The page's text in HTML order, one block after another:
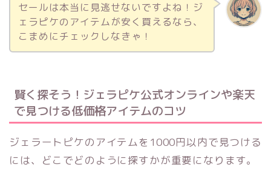
セールは本当に見逃せないですよね！ジ
ェラピケのアイテムが安く買えるなら、
こまめにチェックしなきゃ！
賢く探そう！ジェラピケ公式オンラインや楽天
で見つける低価格アイテムのコツ
ジェラートピケのアイテムを1000円以内で見つける
には、どこでどのように探すかが重要になります。